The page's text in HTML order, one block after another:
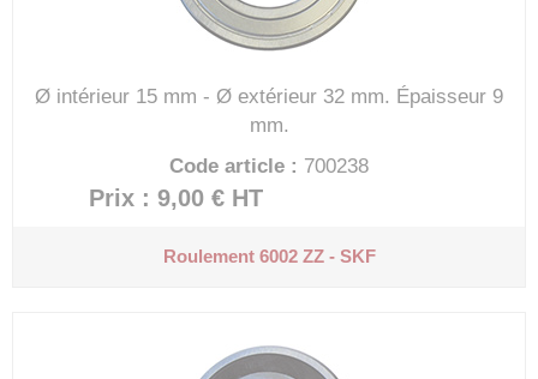
Ø intérieur 15 mm - Ø extérieur 32 mm. Épaisseur 9
mm.
Code article : 700238
Prix : 9,00 € HT
Roulement 6002 ZZ - SKF